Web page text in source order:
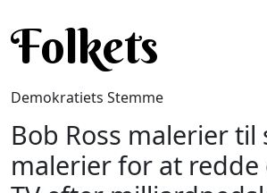
Folkets
Demokratiets Stemme
Bob Ross malerier til
malerier for at